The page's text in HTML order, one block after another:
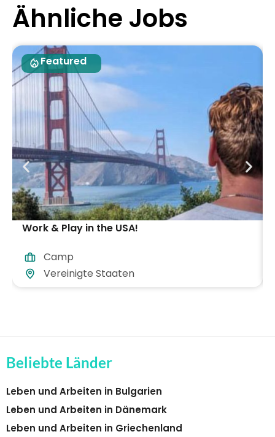
Ähnliche Jobs
Featured
Work & Play in the USA!
Camp
Vereinigte Staaten
Beliebte Länder
Leben und Arbeiten in Bulgarien
Leben und Arbeiten in Dänemark
Leben und Arbeiten in Griechenland